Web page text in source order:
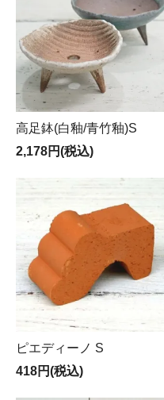
高足鉢(白釉/青竹釉)S
2,178円(税込)
ピエディーノ S
418円(税込)